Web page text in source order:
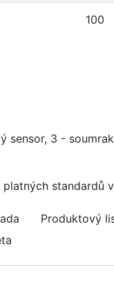
100
sensor, 3 -
standardů
Produktový